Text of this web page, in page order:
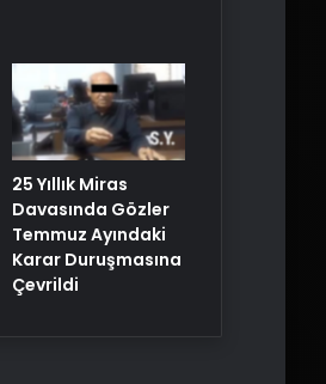
25 Yıllık Miras
Davasında Gözler
Temmuz Ayındaki
Karar Duruşmasına
Çevrildi